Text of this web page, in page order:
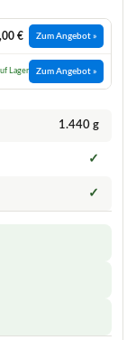
€ Zum Angebot »
Lager Zum Angebot »
1.440 g
✓
✓